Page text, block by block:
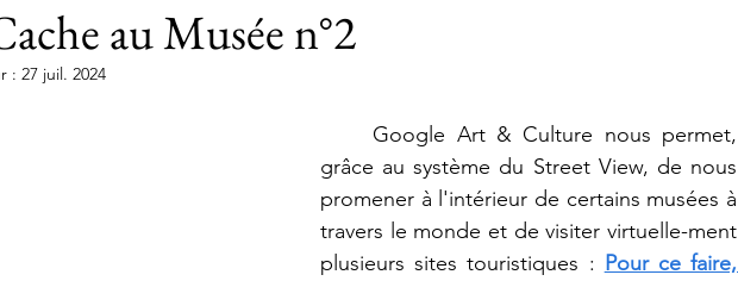
au Musée n°2
: 27 juil. 2024
grâce au système du Street View, de nous
promener à l'intérieur de certains musées à
travers le monde et de visiter virtuelle-ment
plusieurs sites touristiques : Pour ce faire,